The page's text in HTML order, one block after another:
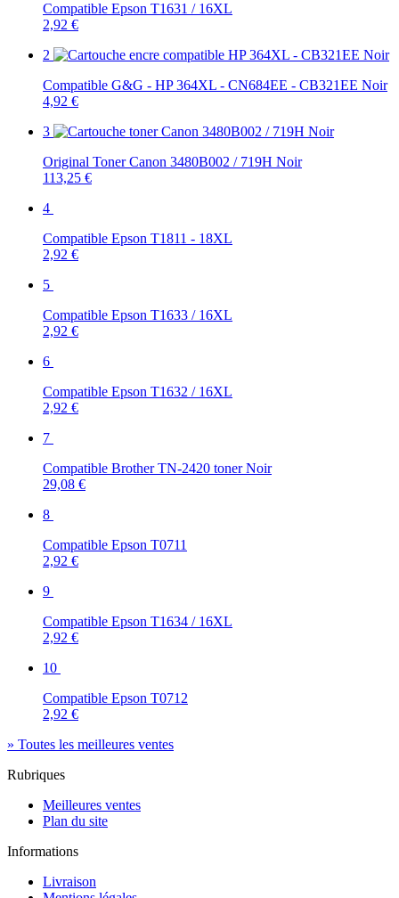
Compatible Epson T1631 / 16XL
2,92 €
2
Compatible G&G - HP 364XL - CN684EE - CB321EE Noir
4,92 €
3
Original Toner Canon 3480B002 / 719H Noir
113,25 €
4
Compatible Epson T1811 - 18XL
2,92 €
5
Compatible Epson T1633 / 16XL
2,92 €
6
Compatible Epson T1632 / 16XL
2,92 €
7
Compatible Brother TN-2420 toner Noir
29,08 €
8
Compatible Epson T0711
2,92 €
9
Compatible Epson T1634 / 16XL
2,92 €
10
Compatible Epson T0712
2,92 €
» Toutes les meilleures ventes
Rubriques
Meilleures ventes
Plan du site
Informations
Livraison